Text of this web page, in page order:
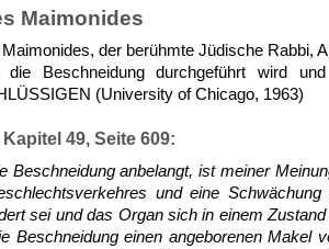
Maimonides
der berühmte Jüdische Rabbi,
die Beschneidung durchgeführt wird
(University of Chicago, 1963)
Kapitel 49, Seite 609:
Beschneidung anbelangt, ist meiner
und eine
sei und das Organ sich in einem
Beschneidung einen angeborenen Makel